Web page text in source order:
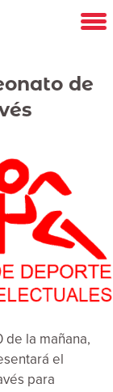
de
de la mañana,
el
para